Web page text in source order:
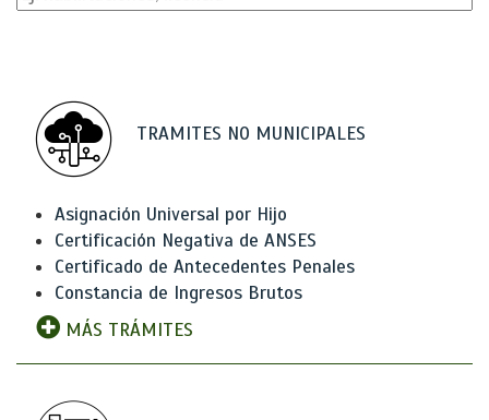
TRAMITES NO MUNICIPALES
Asignación Universal por Hijo
Certificación Negativa de ANSES
Certificado de Antecedentes Penales
Constancia de Ingresos Brutos
MÁS TRÁMITES